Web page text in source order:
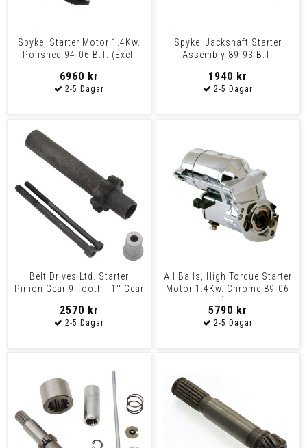
Spyke, Starter Motor 1.4Kw.
Polished 94-06 B.T. (Excl.
6960 kr
Spyke, Jackshaft Starter
Assembly 89-93 B.T.
1940 kr
Belt Drives Ltd. Starter
Pinion Gear 9 Tooth +1'' Gear
2570 kr
All Balls, High Torque Starter
Motor 1.4Kw. Chrome 89-06
B.T. (Excl 20
5790 kr